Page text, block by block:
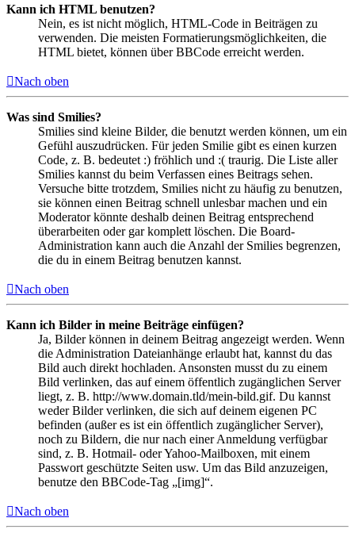
Kann ich HTML benutzen?
Nein, es ist nicht möglich, HTML-Code in Beiträgen zu
verwenden. Die meisten Formatierungsmöglichkeiten, die
HTML bietet, können über BBCode erreicht werden.
Nach oben
Was sind Smilies?
Smilies sind kleine Bilder, die benutzt werden können, um ein
Gefühl auszudrücken. Für jeden Smilie gibt es einen kurzen
Code, z. B. bedeutet :) fröhlich und :( traurig. Die Liste aller
Smilies kannst du beim Verfassen eines Beitrags sehen.
Versuche bitte trotzdem, Smilies nicht zu häufig zu benutzen,
sie können einen Beitrag schnell unlesbar machen und ein
Moderator könnte deshalb deinen Beitrag entsprechend
überarbeiten oder gar komplett löschen. Die Board-
Administration kann auch die Anzahl der Smilies begrenzen,
die du in einem Beitrag benutzen kannst.
Nach oben
Kann ich Bilder in meine Beiträge einfügen?
Ja, Bilder können in deinem Beitrag angezeigt werden. Wenn
die Administration Dateianhänge erlaubt hat, kannst du das
Bild auch direkt hochladen. Ansonsten musst du zu einem
Bild verlinken, das auf einem öffentlich zugänglichen Server
liegt, z. B. http://www.domain.tld/mein-bild.gif. Du kannst
weder Bilder verlinken, die sich auf deinem eigenen PC
befinden (außer es ist ein öffentlich zugänglicher Server),
noch zu Bildern, die nur nach einer Anmeldung verfügbar
sind, z. B. Hotmail- oder Yahoo-Mailboxen, mit einem
Passwort geschützte Seiten usw. Um das Bild anzuzeigen,
benutze den BBCode-Tag „[img]“.
Nach oben